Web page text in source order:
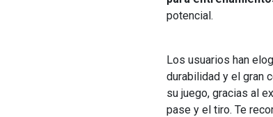
potencial.
Los usuarios han
durabilidad y el gran
su juego, gracias al
pase y el tiro. Te